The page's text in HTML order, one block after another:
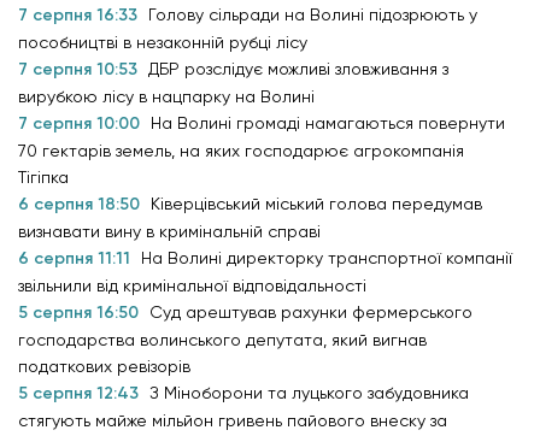
7 серпня 16:33
Голову сільради на Волині підозрюють у
пособництві в незаконній рубці лісу
7 серпня 10:53 ДБР розслідує можливі зловживання з
вирубкою лісу в нацпарку на Волині
7 серпня 10:00
На Волині громаді намагаються повернути
70 гектарів земель, на яких господарює агрокомпанія
Тігіпка
6 серпня 18:50
Ківерцівський міський голова передумав
визнавати вину в кримінальній справі
6 серпня 11:11
На Волині директорку транспортної компанії
звільнили від кримінальної відповідальності
5 серпня 16:50
Суд арештував рахунки фермерського
господарства волинського депутата, який вигнав
податкових ревізорів
5 серпня 12:43 З Міноборони та луцького забудовника
стягують майже мільйон гривень пайового внеску за